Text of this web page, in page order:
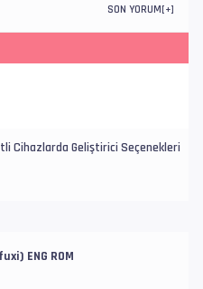
SON YORUM[+]
Cihazlarda Geliştirici Seçenekleri
ENG ROM